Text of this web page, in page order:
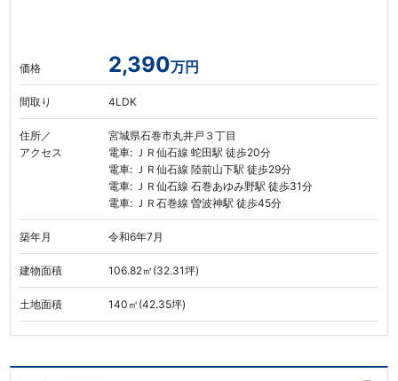
価格 2,390万円
間取り 4LDK
住所／
アクセス
宮城県石巻市丸井戸３丁目
電車: ＪＲ仙石線 蛇田駅 徒歩20分
電車: ＪＲ仙石線 陸前山下駅 徒歩29分
電車: ＪＲ仙石線 石巻あゆみ野駅 徒歩31分
電車: ＪＲ石巻線 曽波神駅 徒歩45分
築年月 令和6年7月
建物面積 106.82㎡(32.31坪)
土地面積 140㎡(42.35坪)